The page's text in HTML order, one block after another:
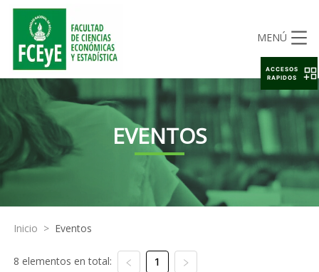
MENÚ
EVENTOS
Inicio > Eventos
8 elementos en total: 1
ACCESOS
RAPIDOS